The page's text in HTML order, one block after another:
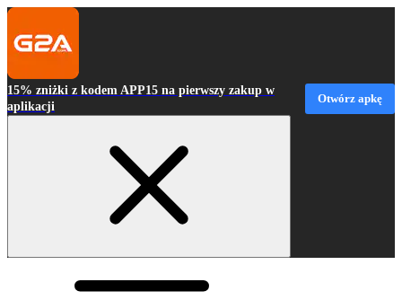
15% zniżki z kodem APP15 na pierwszy zakup w
aplikacji
Otwórz apkę